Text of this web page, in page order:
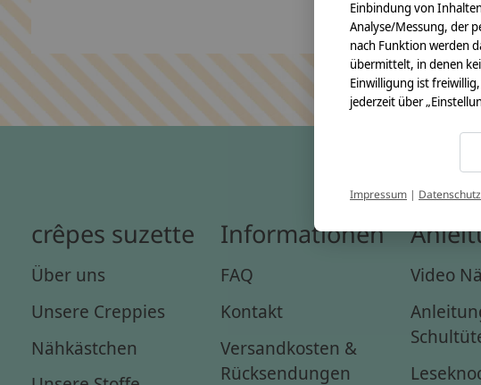
crêpes suzette
Über uns
Unsere Creppies
Nähkästchen
Informationen
FAQ
Kontakt
Versandkosten &
Rücksendungen
Video
Einbindung von
Analyse/Messung, der
nach Funktion werden
übermittelt, in denen
Einwilligung ist
jederzeit über
Impressum |